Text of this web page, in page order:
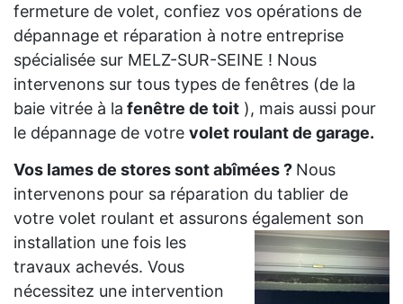
fermeture de volet, confiez vos opérations de
dépannage et réparation à notre entreprise
spécialisée sur MELZ-SUR-SEINE ! Nous
intervenons sur tous types de fenêtres (de la
baie vitrée à la fenêtre de toit ), mais aussi pour
le dépannage de votre volet roulant de garage.
Vos lames de stores sont abîmées ? Nous
intervenons pour sa réparation du tablier de
votre volet roulant et assurons également son
installation une fois les
travaux achevés. Vous
nécessitez une intervention